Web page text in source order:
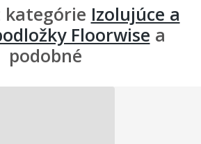
kategórie Izolujúce a
Floorwise a
podobné